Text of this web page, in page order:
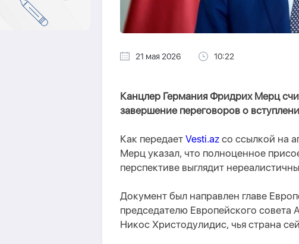
21 мая 2026 10:22
Канцлер Германия Фридрих Мерц
завершение переговоров о
Как передает Vesti.az со ссылкой на
Мерц указал, что полноценное
перспективе выглядит
Документ был направлен главе
председателю Европейского
Никос Христодулидис, чья страна